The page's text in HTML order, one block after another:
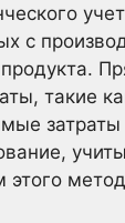
с
такие
затраты
этого